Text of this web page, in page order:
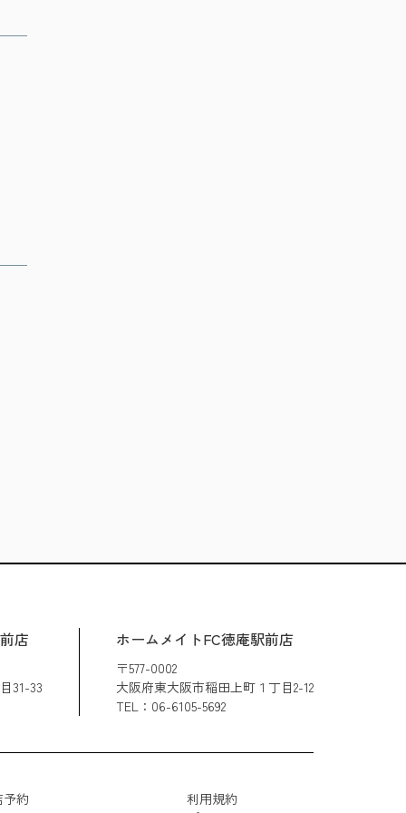
店
31-33
ホームメイトFC徳庵駅前店
〒577-0002
大阪府東大阪市稲田上町１丁目2-12
TEL：06-6105-5692
約
利用規約